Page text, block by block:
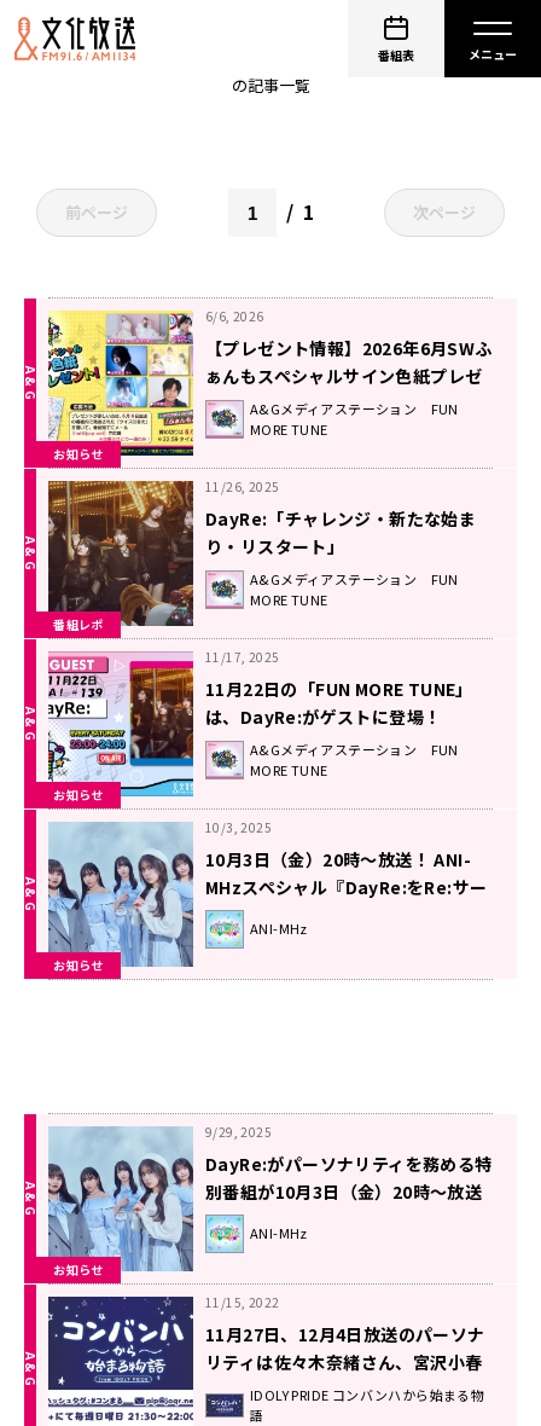
番組表
の記事一覧
前ページ 1 次ページ
お知らせ
6/6, 2026
【プレゼント情報】2026年6月SWふ
ぁんもスペシャルサイン色紙プレゼ
ント企画A&Gメディアステーション FUN
MORE TUNE
番組レポ
11/26, 2025
DayRe:「チャレンジ・新たな始ま
り・リスタート」
1stEP『ReFraction』に込めた想
い！
A&Gメディアステーション FUN
MORE TUNE
お知らせ
11/17, 2025
11月22日の「FUN MORE TUNE」
は、DayRe:がゲストに登場！
A&Gメディアステーション FUN
MORE TUNE
お知らせ
10/3, 2025
10月3日（金）20時～放送！ ANI-
MHzスペシャル『DayRe:をRe:サー
チ！』
ANI-MHz
お知らせ
9/29, 2025
DayRe:がパーソナリティを務める特
別番組が10月3日（金）20時～放送
決定＆メール大募集！
ANI-MHz
11/15, 2022
11月27日、12月4日放送のパーソナ
リティは佐々木奈緒さん、宮沢小春
さんが担当！！！メールも大募
集！！！『IDOLY PRIDEコンバンハ
IDOLY PRIDE コンバンハから始まる物
語